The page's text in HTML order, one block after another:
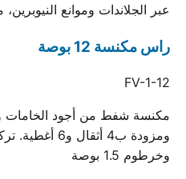
عبر الجلاندات وموانع
راس مكنسة 12 بوصة
FV-1-12
وخرطوم 1.5 بوصة